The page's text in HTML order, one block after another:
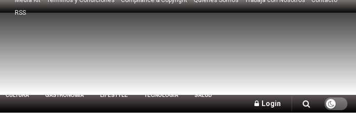
RSS
CULTURA GASTRONOMÍA LIFESTYLE TECNOLOGÍA SALUD
Login